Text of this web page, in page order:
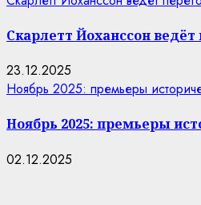
Скарлетт Йоханссон
23.12.2025
Ноябрь 2025: премьеры
Ноябрь 2025: премьеры
02.12.2025